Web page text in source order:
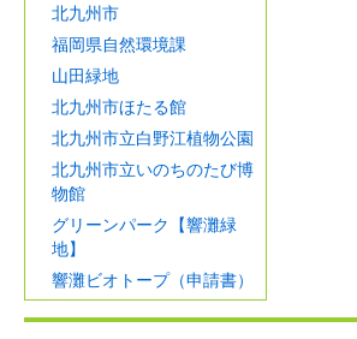
北九州市
福岡県自然環境課
山田緑地
北九州市ほたる館
北九州市立白野江植物公園
北九州市立いのちのたび博
物館
グリーンパーク【響灘緑
地】
響灘ビオトープ（申請書）